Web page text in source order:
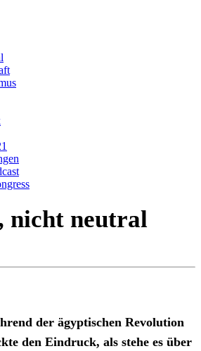
nicht neutral
der ägyptischen Revolution
den Eindruck, als stehe es über